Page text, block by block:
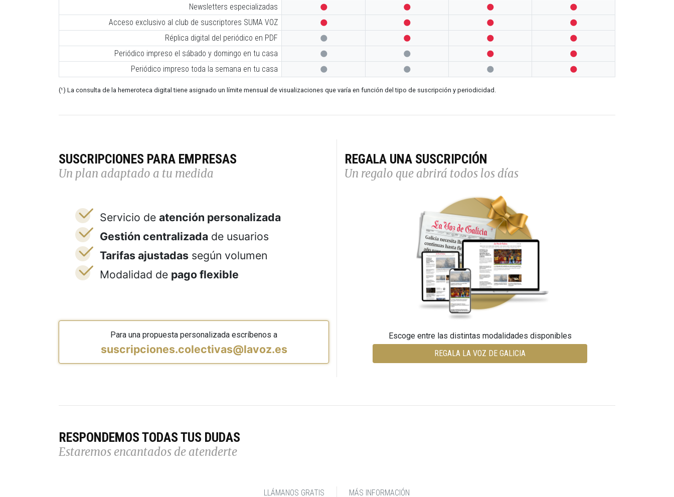
Newsletters especializadas    
Acceso exclusivo al club de suscriptores SUMA VOZ    
Réplica digital del periódico en PDF    
Periódico impreso el sábado y domingo en tu casa    
Periódico impreso toda la semana en tu casa    
(¹) La consulta de la hemeroteca digital tiene asignado un límite mensual de visualizaciones que varía en función del tipo de suscripción y periodicidad.
SUSCRIPCIONES PARA EMPRESAS
Un plan adaptado a tu medida
Servicio de atención personalizada
Gestión centralizada de usuarios
Tarifas ajustadas según volumen
Modalidad de pago flexible
Para una propuesta personalizada escríbenos a
suscripciones.colectivas@lavoz.es
REGALA UNA SUSCRIPCIÓN
Un regalo que abrirá todos los días
Escoge entre las distintas modalidades disponibles
REGALA LA VOZ DE GALICIA
RESPONDEMOS TODAS TUS DUDAS
Estaremos encantados de atenderte
LLÁMANOS GRATIS MÁS INFORMACIÓN